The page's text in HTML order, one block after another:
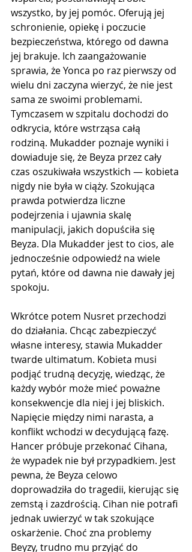
wszystko, by jej pomóc. Oferują jej
schronienie, opiekę i poczucie
bezpieczeństwa, którego od dawna
jej brakuje. Ich zaangażowanie
sprawia, że Yonca po raz pierwszy od
wielu dni zaczyna wierzyć, że nie jest
sama ze swoimi problemami.
Tymczasem w szpitalu dochodzi do
odkrycia, które wstrząsa całą
rodziną. Mukadder poznaje wyniki i
dowiaduje się, że Beyza przez cały
czas oszukiwała wszystkich — kobieta
nigdy nie była w ciąży. Szokująca
prawda potwierdza liczne
podejrzenia i ujawnia skalę
manipulacji, jakich dopuściła się
Beyza. Dla Mukadder jest to cios, ale
jednocześnie odpowiedź na wiele
pytań, które od dawna nie dawały jej
spokoju.
Wkrótce potem Nusret przechodzi
do działania. Chcąc zabezpieczyć
własne interesy, stawia Mukadder
twarde ultimatum. Kobieta musi
podjąć trudną decyzję, wiedząc, że
każdy wybór może mieć poważne
konsekwencje dla niej i jej bliskich.
Napięcie między nimi narasta, a
konflikt wchodzi w decydującą fazę.
Hancer próbuje przekonać Cihana,
że wypadek nie był przypadkiem. Jest
pewna, że Beyza celowo
doprowadziła do tragedii, kierując się
zemstą i zazdrością. Cihan nie potrafi
jednak uwierzyć w tak szokujące
oskarżenie. Choć zna problemy
Beyzy, trudno mu przyjąć do